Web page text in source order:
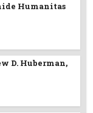
Humanitas
D. Huberman,